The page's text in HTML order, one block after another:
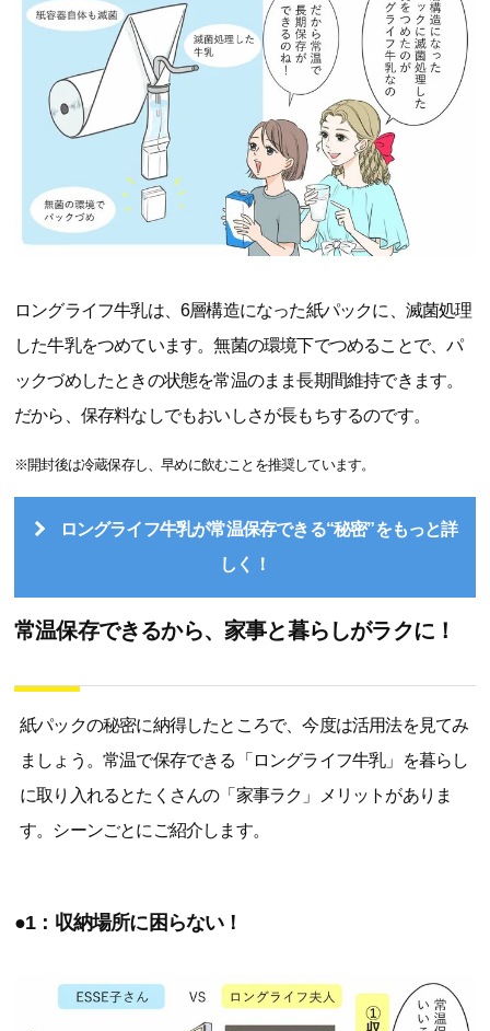
ロングライフ牛乳は、6層構造になった紙パックに、滅菌処理
した牛乳をつめています。無菌の環境下でつめることで、パ
ックづめしたときの状態を常温のまま長期間維持できます。
だから、保存料なしでもおいしさが長もちするのです。
※開封後は冷蔵保存し、早めに飲むことを推奨しています。
ロングライフ牛乳が常温保存できる“秘密”をもっと詳
しく！
常温保存できるから、家事と暮らしがラクに！
紙パックの秘密に納得したところで、今度は活用法を見てみ
ましょう。常温で保存できる「ロングライフ牛乳」を暮らし
に取り入れるとたくさんの「家事ラク」メリットがありま
す。シーンごとにご紹介します。
●1：収納場所に困らない！